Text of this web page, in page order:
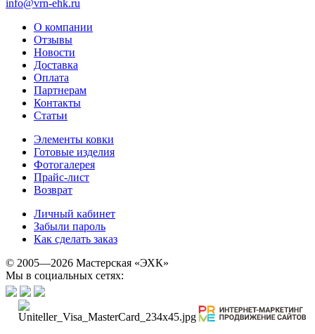
info@vrn-ehk.ru
О компании
Отзывы
Новости
Доставка
Оплата
Партнерам
Контакты
Статьи
Элементы ковки
Готовые изделия
Фотогалерея
Прайс-лист
Возврат
Личный кабинет
Забыли пароль
Как сделать заказ
© 2005—2026 Мастерская «ЭХК»
Мы в социальных сетях: